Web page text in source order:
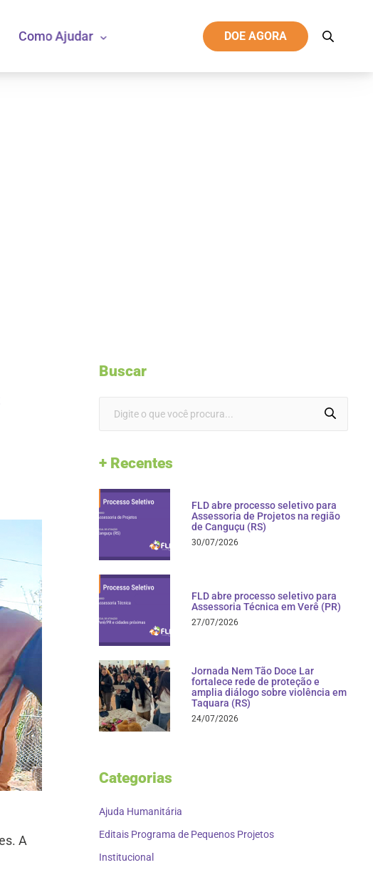
Como Ajudar DOE AGORA
A
Buscar
+ Recentes
FLD abre processo seletivo para
Assessoria de Projetos na região
de Canguçu (RS)
30/07/2026
FLD abre processo seletivo para
Assessoria Técnica em Verê (PR)
27/07/2026
Jornada Nem Tão Doce Lar
fortalece rede de proteção e
amplia diálogo sobre violência em
Taquara (RS)
24/07/2026
Categorias
Ajuda Humanitária
Editais Programa de Pequenos Projetos
Institucional